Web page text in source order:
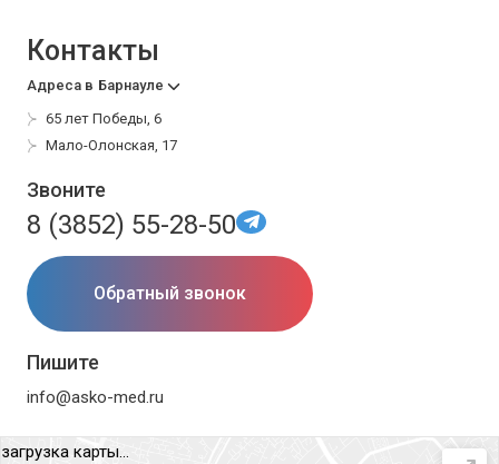
Контакты
Адреса в Барнауле
65 лет Победы, 6
Мало-Олонская, 17
Звоните
8 (3852) 55-28-50
Обратный звонок
Пишите
info@asko-med.ru
загрузка карты...